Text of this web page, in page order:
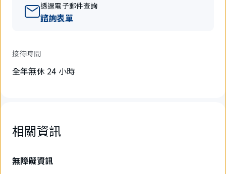
透過電子郵件查詢
諮詢表單
接待時間
全年無休 24 小時
相關資訊
無障礙資訊